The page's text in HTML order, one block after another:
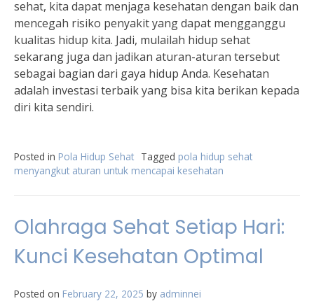
sehat, kita dapat menjaga kesehatan dengan baik dan
mencegah risiko penyakit yang dapat mengganggu
kualitas hidup kita. Jadi, mulailah hidup sehat
sekarang juga dan jadikan aturan-aturan tersebut
sebagai bagian dari gaya hidup Anda. Kesehatan
adalah investasi terbaik yang bisa kita berikan kepada
diri kita sendiri.
Posted in Pola Hidup Sehat Tagged pola hidup sehat
menyangkut aturan untuk mencapai kesehatan
Olahraga Sehat Setiap Hari:
Kunci Kesehatan Optimal
Posted on February 22, 2025 by adminnei